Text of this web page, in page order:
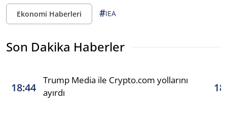
Ekonomi Haberleri #IEA
Son Dakika Haberler
18:44
Trump Media ile Crypto.com yollarını
ayırdı